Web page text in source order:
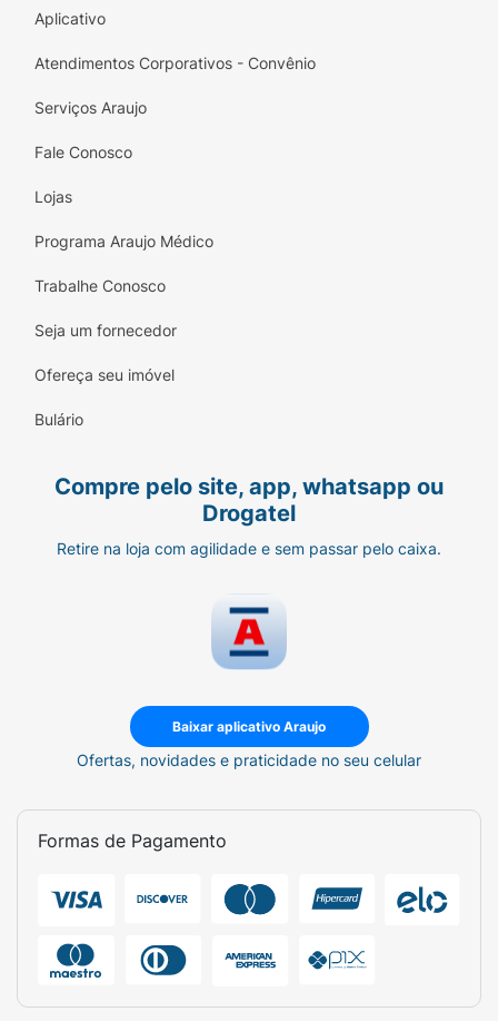
Aplicativo
Atendimentos Corporativos - Convênio
Serviços Araujo
Fale Conosco
Lojas
Programa Araujo Médico
Trabalhe Conosco
Seja um fornecedor
Ofereça seu imóvel
Bulário
Compre pelo site, app, whatsapp ou
Drogatel
Retire na loja com agilidade e sem passar pelo caixa.
Baixar aplicativo Araujo
Ofertas, novidades e praticidade no seu celular
Formas de Pagamento